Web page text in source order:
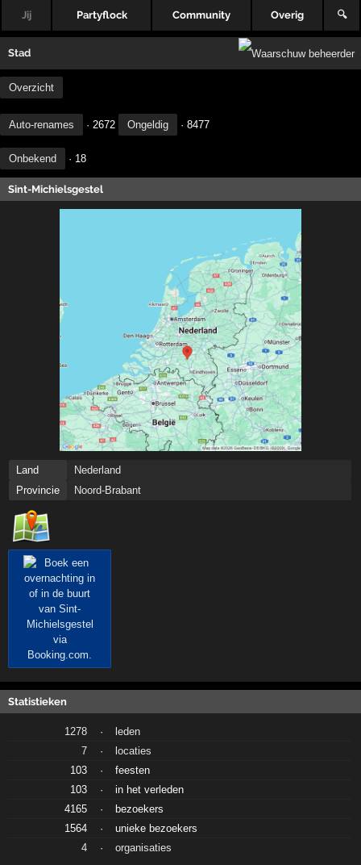
Jij Partyflock Community Overig 🔍
Stad
Overzicht
Auto-renames · 2672 Ongeldig · 8477
Onbekend · 18
Sint-Michielsgestel
Land
Nederland
Provincie
Noord-Brabant
Statistieken
1278 ·
leden
7
·
locaties
103
·
feesten
103
·
in het verleden
4165
·
bezoekers
1564
·
unieke bezoekers
4
· organisaties